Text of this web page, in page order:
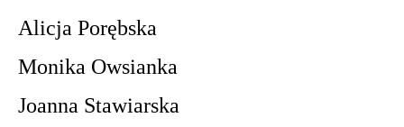
Alicja Porębska
Monika Owsianka
Joanna Stawiarska